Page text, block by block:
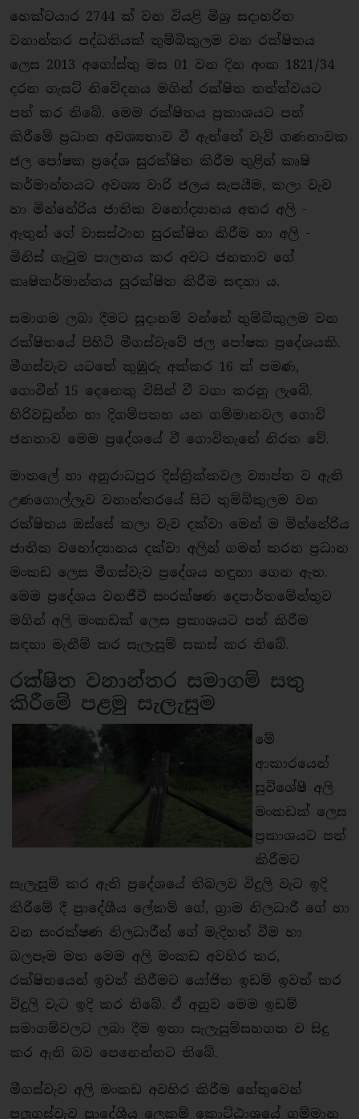
හෙක්ටයාර 2744 ක් වන වියළි මිශ්‍ර සදාහරිත
වනාන්තර පද්ධතියක් තුම්බිකුලම වන රක්ෂිතය
ලෙස 2013 අගෝස්තු මස 01 වන දින අංක 1821/34
දරන ගැසට් නිවේදනය මගින් රක්ෂිත තත්ත්වයට
පත් කර තිබේ. මෙම රක්ෂිතය ප්‍රකාශයට පත්
කිරීමේ ප්‍රධාන අවශ්‍යතාව වී ඇත්තේ වැව් ගණනාවක
ජල පෝෂක ප්‍රදේශ සුරක්ෂිත කිරීම තුළින් කෘෂි
කර්මාන්තයට අවශ්‍ය වාරි ජලය සැපයීම, කලා වැව
හා මින්නේරිය ජාතික වනෝද්‍යානය අතර අලි -
ඇතුන් ගේ වාසස්ථාන සුරක්ෂිත කිරීම හා අලි -
මිනිස් ගැටුම පාලනය කර අවට ජනතාව ගේ
කෘෂිකර්මාන්තය සුරක්ෂිත කිරීම සඳහා ය.
සමාගම ලබා දීමට සූදානම් වන්නේ තුම්බිකුලම වන
රක්ෂිතයේ පිහිටි මීගස්වැවේ ජල පෝෂක ප්‍රදේශයකි.
මීගස්වැව යටතේ කුඹුරු අක්කර 16 ක් පමණ,
ගොවීන් 15 දෙනෙකු විසින් වී වගා කරනු ලැබේ.
හිරිවඩුන්න හා දිගම්පතහ යන ගම්මානවල ගොවි
ජනතාව මෙම ප්‍රදේශයේ වී ගොවිතැනේ නිරත වේ.
මාතලේ හා අනුරාධපුර දිස්ත්‍රික්කවල ව්‍යාප්ත ව ඇති
උණගොල්ලෑව වනාන්තරයේ සිට තුම්බිකුලම වන
රක්ෂිතය ඔස්සේ කලා වැව දක්වා මෙන් ම මින්නේරිය
ජාතික වනෝද්‍යානය දක්වා අලින් ගමන් කරන ප්‍රධාන
මංකඩ ලෙස මීගස්වැව ප්‍රදේශය හඳුනා ගෙන ඇත.
මෙම ප්‍රදේශය වනජීවී සංරක්ෂණ දෙපාර්තමේන්තුව
මගින් අලි මංකඩක් ලෙස ප්‍රකාශයට පත් කිරීම
සඳහා මැනීම් කර සැලැසුම් සකස් කර තිබේ.
රක්ෂිත වනාන්තර සමාගම් සතු
කිරීමේ පළමු සැලැසුම
මේ
ආකාරයෙන්
සුවිශේෂී අලි
මංකඩක් ලෙස
ප්‍රකාශයට පත්
කිරීමට
සැලැසුම් කර ඇති ප්‍රදේශයේ තිබලව විදුලි වැට ඉදි
කිරීමේ දී ප්‍රාදේශීය ලේකම් ගේ, ග්‍රාම නිලධාරී ගේ හා
වන සංරක්ෂණ නිලධාරීන් ගේ මැදිහත් වීම හා
බලපෑම මත මෙම අලි මංකඩ අවහිර කර,
රක්ෂිතයෙන් ඉවත් කිරීමට යෝජිත ඉඩම් ඉවත් කර
විදුලි වැට ඉදි කර තිබේ. ඒ අනුව මෙම ඉඩම්
සමාගම්වලට ලබා දීම ඉතා සැලැසුම්සහගත ව සිදු
කර ඇති බව පෙනෙන්නට තිබේ.
මීගස්වැව අලි මංකඩ අවහිර කිරීම හේතුවෙන්
පලුගස්වැව ප්‍රාදේශීය ලෙකම් කොට්ඨාශයේ ගම්මාන